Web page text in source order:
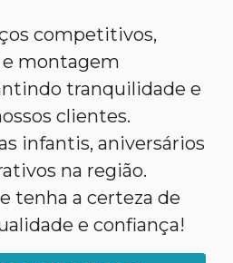
competitivos,
montagem
tranquilidade e
clientes.
infantis, aniversários
na região.
tenha a certeza de
e confiança!